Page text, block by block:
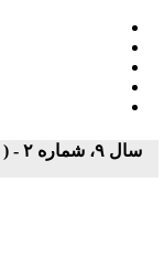
سال ۹، شماره ۲ - ( ۱۴۰۲ )